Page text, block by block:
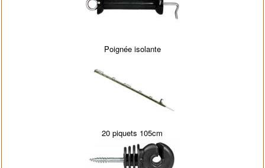
Poignée isolante
20 piquets 105cm